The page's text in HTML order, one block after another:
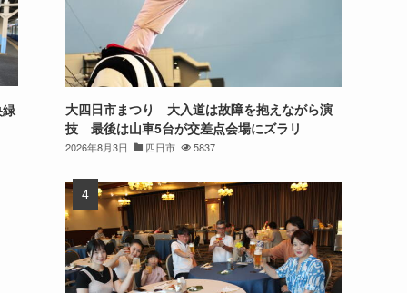
大四日市まつり 大入道は故障を抱えながら演
技 最後は山車5台が交差点会場にズラリ
2026年8月3日 四日市 5837